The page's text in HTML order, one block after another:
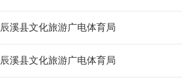
辰溪县文化旅游广电体育局
辰溪县文化旅游广电体育局